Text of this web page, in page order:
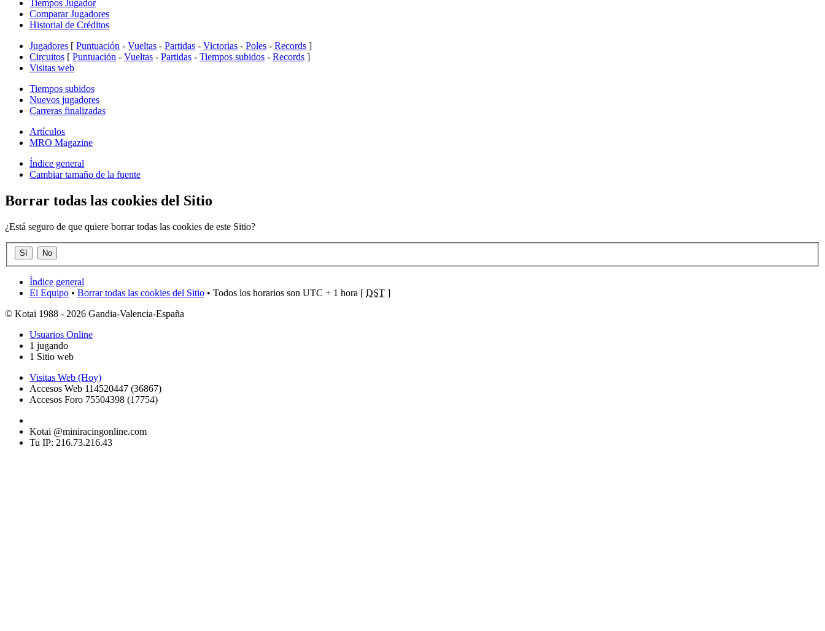
Tiempos Jugador
Comparar Jugadores
Historial de Créditos
Jugadores [ Puntuación - Vueltas - Partidas - Victorias - Poles - Records ]
Circuitos [ Puntuación - Vueltas - Partidas - Tiempos subidos - Records ]
Visitas web
Tiempos subidos
Nuevos jugadores
Carreras finalizadas
Artículos
MRO Magazine
Índice general
Cambiar tamaño de la fuente
Borrar todas las cookies del Sitio
¿Está seguro de que quiere borrar todas las cookies de este Sitio?
Índice general
El Equipo • Borrar todas las cookies del Sitio • Todos los horarios son UTC + 1 hora [ DST ]
© Kotai 1988 - 2026 Gandia-Valencia-España
Usuarios Online
1 jugando
1 Sitio web
Visitas Web (Hoy)
Accesos Web 114520447 (36867)
Accesos Foro 75504398 (17754)
Kotai @miniracingonline.com
Tu IP: 216.73.216.43